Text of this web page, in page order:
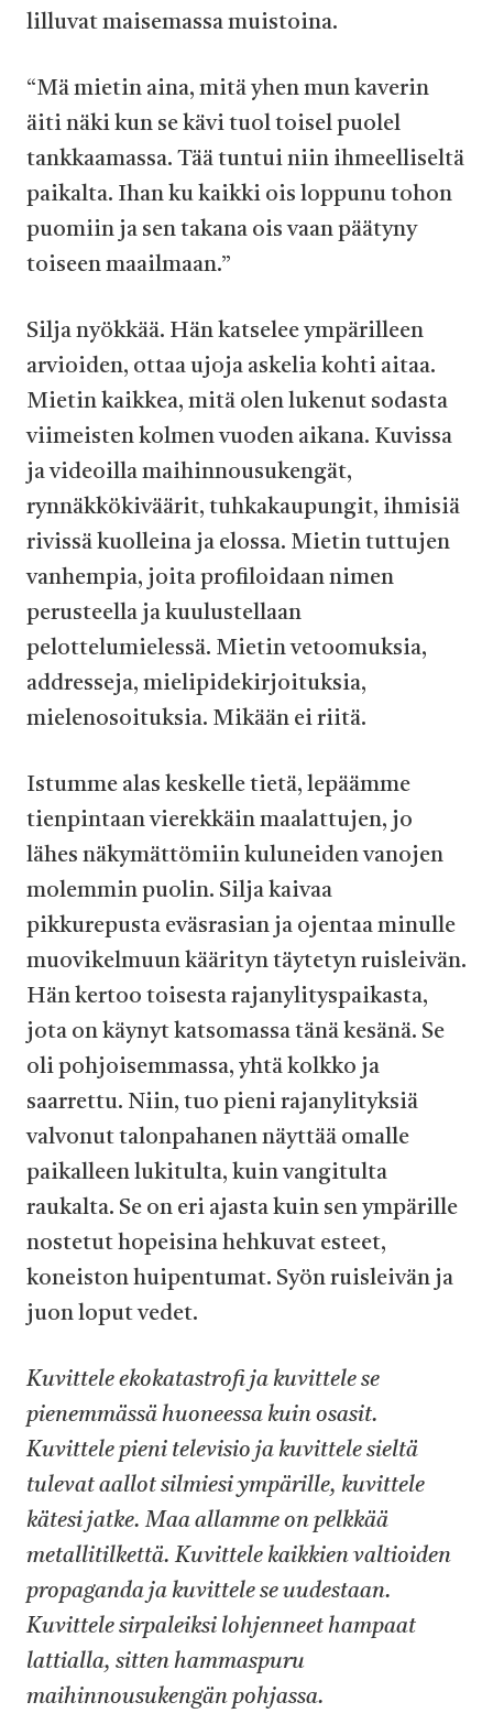
lilluvat maisemassa muistoina.
“Mä mietin aina, mitä yhen mun kaverin
äiti näki kun se kävi tuol toisel puolel
tankkaamassa. Tää tuntui niin ihmeelliseltä
paikalta. Ihan ku kaikki ois loppunu tohon
puomiin ja sen takana ois vaan päätyny
toiseen maailmaan.”
Silja nyökkää. Hän katselee ympärilleen
arvioiden, ottaa ujoja askelia kohti aitaa.
Mietin kaikkea, mitä olen lukenut sodasta
viimeisten kolmen vuoden aikana. Kuvissa
ja videoilla maihinnousukengät,
rynnäkkökiväärit, tuhkakaupungit, ihmisiä
rivissä kuolleina ja elossa. Mietin tuttujen
vanhempia, joita profiloidaan nimen
perusteella ja kuulustellaan
pelottelumielessä. Mietin vetoomuksia,
addresseja, mielipidekirjoituksia,
mielenosoituksia. Mikään ei riitä.
Istumme alas keskelle tietä, lepäämme
tienpintaan vierekkäin maalattujen, jo
lähes näkymättömiin kuluneiden vanojen
molemmin puolin. Silja kaivaa
pikkurepusta eväsrasian ja ojentaa minulle
muovikelmuun käärityn täytetyn ruisleivän.
Hän kertoo toisesta rajanylityspaikasta,
jota on käynyt katsomassa tänä kesänä. Se
oli pohjoisemmassa, yhtä kolkko ja
saarrettu. Niin, tuo pieni rajanylityksiä
valvonut talonpahanen näyttää omalle
paikalleen lukitulta, kuin vangitulta
raukalta. Se on eri ajasta kuin sen ympärille
nostetut hopeisina hehkuvat esteet,
koneiston huipentumat. Syön ruisleivän ja
juon loput vedet.
Kuvittele ekokatastrofi ja kuvittele se
pienemmässä huoneessa kuin osasit.
Kuvittele pieni televisio ja kuvittele sieltä
tulevat aallot silmiesi ympärille, kuvittele
kätesi jatke. Maa allamme on pelkkää
metallitilkettä. Kuvittele kaikkien valtioiden
propaganda ja kuvittele se uudestaan.
Kuvittele sirpaleiksi lohjenneet hampaat
lattialla, sitten hammaspuru
maihinnousukengän pohjassa.